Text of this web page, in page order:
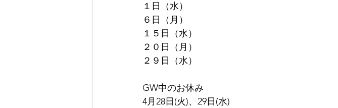
１日（水）
６日（月）
１５日（水）
２０日（月）
２９日（水）
GW中のお休み
4月28日(火)、29日(水)